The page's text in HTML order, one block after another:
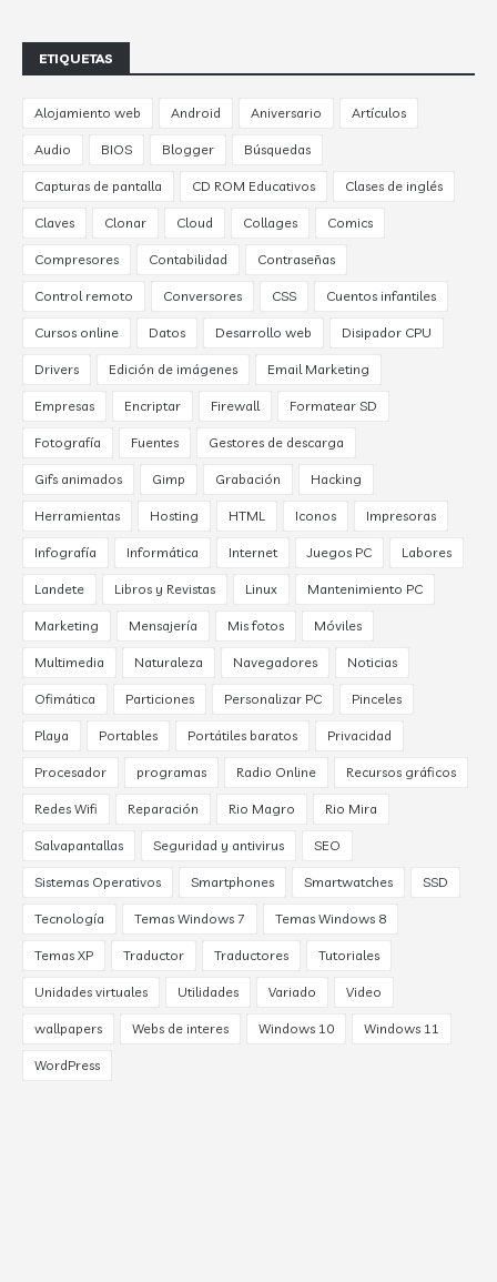
ETIQUETAS
Alojamiento web Android Aniversario Artículos
Audio BIOS Blogger Búsquedas
Capturas de pantalla CD ROM Educativos Clases de inglés
Claves Clonar Cloud Collages Comics
Compresores Contabilidad Contraseñas
Control remoto Conversores CSS Cuentos infantiles
Cursos online Datos Desarrollo web Disipador CPU
Drivers Edición de imágenes Email Marketing
Empresas Encriptar Firewall Formatear SD
Fotografía Fuentes Gestores de descarga
Gifs animados Gimp Grabación Hacking
Herramientas Hosting HTML Iconos Impresoras
Infografía Informática Internet Juegos PC Labores
Landete Libros y Revistas Linux Mantenimiento PC
Marketing Mensajería Mis fotos Móviles
Multimedia Naturaleza Navegadores Noticias
Ofimática Particiones Personalizar PC Pinceles
Playa Portables Portátiles baratos Privacidad
Procesador programas Radio Online Recursos gráficos
Redes Wifi Reparación Rio Magro Rio Mira
Salvapantallas Seguridad y antivirus SEO
Sistemas Operativos Smartphones Smartwatches SSD
Tecnología Temas Windows 7 Temas Windows 8
Temas XP Traductor Traductores Tutoriales
Unidades virtuales Utilidades Variado Video
wallpapers Webs de interes Windows 10 Windows 11
WordPress